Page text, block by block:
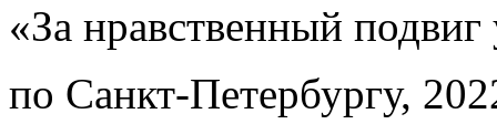
«За нравственный подвиг
по Санкт-Петербургу,